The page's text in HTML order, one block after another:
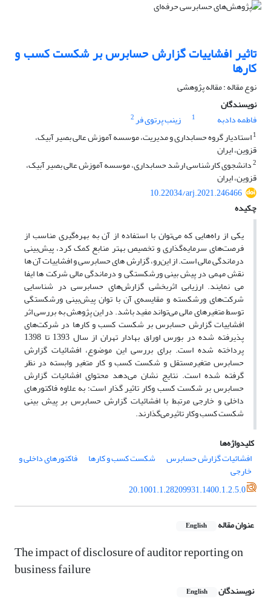
تاثیر افشاییات گزارش حسابرس بر شکست کسب و
کارها
نوع مقاله : مقاله پژوهشی
نویسندگان
فاطمه دادبه
1 زینب پرتوی فر2
1استادیار گروه حسابداری و مدیریت، موسسه‌ آموزش عالی بصیر آبیک،
قزوین، ایران
2دانشجوی کارشناسی ارشد حسابداری، موسسه آموزش عالی بصیر آبیک،
قزوین، ایران
10.22034/arj.2021.246466
چکیده
یکی از راه‌هایی که می‌‌توان با استفاده از آن به بهره‌گیری مناسب از
فرصت‌های سرمایه‌گذاری و تخصیص بهتر منابع کمک کرد، پیش‌بینی
درماندگی مالی است. از این‌رو، گزارش های حسابرسی و افشاییات آن ها
نقش مهمی در پیش بینی ورشکستگی و درماندگی مالی شرکت ها ایفا
می نمایند. ارزیابی اثربخشی گزارش‌های حسابرسی در شناسایی
شرکت‌های ورشکسته و مقایسه‌ی آن با توان پیش‌بینی ورشکستگی
توسط متغیرهای مالی می‌تواند مفید باشد. در این پژوهش به بررسی اثر
افشاییات گزارش حسابرس بر شکست کسب و کارها در شرکت‌های
پذیرفته شده در بورس اوراق بهادار تهران از سال 1393 تا 1398
پرداخته شده است. برای بررسی این موضوع، افشائیات گزارش
حسابرس متغیرمستقل و شکست کسب و کار متغیر وابسته در نظر
گرفته شده است. نتایج نشان می‌دهد محتوای افشائیات گزارش
حسابرس بر شکست کسب وکار تاثیر گذار است؛ به علاوه فاکتورهای
داخلی و خارجی مرتبط با افشائیات گزارش حسابرس بر پیش بینی
شکست کسب وکار تاثیرمی‌گذارند.
کلیدواژه‌ها
افشائیات گزارش حسابرس
شکست کسب و کارها فاکتورهای داخلی و
خارجی
20.1001.1.28209931.1400.1.2.5.0
عنوان مقاله English
The impact of disclosure of auditor reporting on
business failure
نویسندگان English